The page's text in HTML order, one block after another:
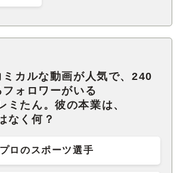
カルな動画が人気で、240
ォロワーがいる
たん。彼の本業は、
なく何？
プロのスポーツ選手